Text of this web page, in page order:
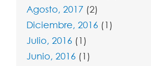
Agosto, 2017 (2)
Diciembre, 2016 (1)
Julio, 2016 (1)
Junio, 2016 (1)